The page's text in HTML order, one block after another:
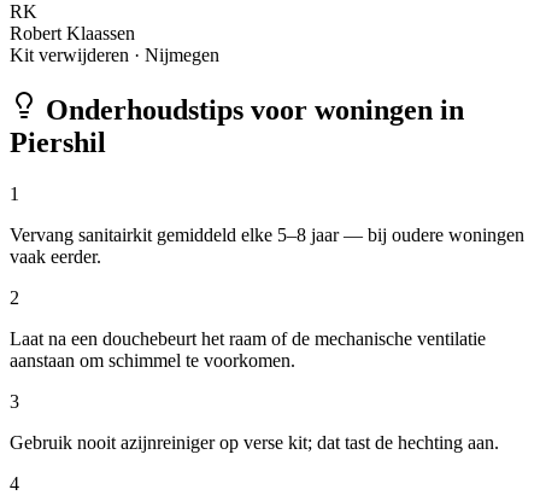
RK
Robert Klaassen
Kit verwijderen · Nijmegen
Onderhoudstips voor woningen in
Piershil
1
Vervang sanitairkit gemiddeld elke 5–8 jaar — bij oudere woningen
vaak eerder.
2
Laat na een douchebeurt het raam of de mechanische ventilatie
aanstaan om schimmel te voorkomen.
3
Gebruik nooit azijnreiniger op verse kit; dat tast de hechting aan.
4